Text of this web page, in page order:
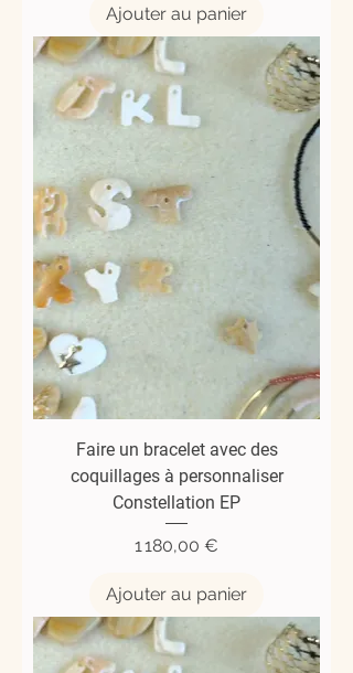
Ajouter au panier
Faire un bracelet avec des
coquillages à personnaliser
Constellation EP
Prix
1 180,00 €
Ajouter au panier